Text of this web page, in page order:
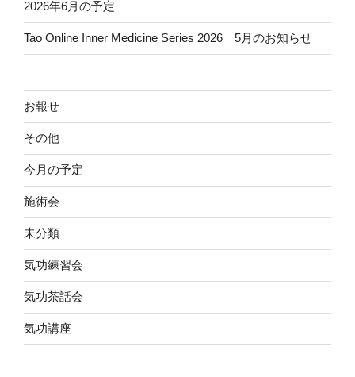
2026年6月の予定
Tao Online Inner Medicine Series 2026 5月のお知らせ
お報せ
その他
今月の予定
施術会
未分類
気功練習会
気功茶話会
気功講座